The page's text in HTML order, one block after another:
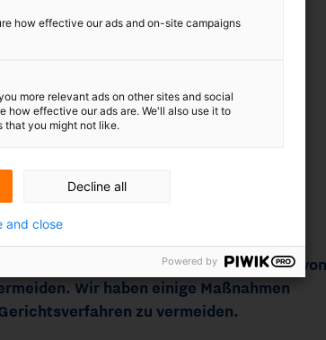
Regel nicht von
Sie sich stets um
da
und
sicher, dass alle
how effective our ads and on-site campaigns
more relevant ads on other sites and social
how effective our ads are. We'll also use it to
that you might not like.
Decline all
and close
Powered by